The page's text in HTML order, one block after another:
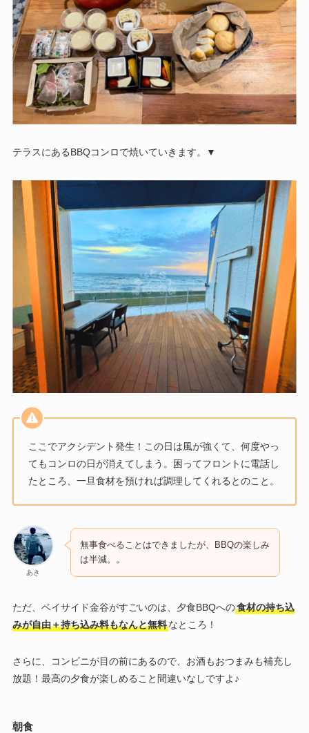
テラスにあるBBQコンロで焼いていきます。▼
ここでアクシデント発生！この日は風が強くて、何度やっ
てもコンロの日が消えてしまう。困ってフロントに電話し
たところ、一旦食材を預ければ調理してくれるとのこと。
あき
無事食べることはできましたが、BBQの楽しみ
は半減。。
ただ、ベイサイド金谷がすごいのは、夕食BBQへの食材の持ち込
みが自由＋持ち込み料もなんと無料なところ！
さらに、コンビニが目の前にあるので、お酒もおつまみも補充し
放題！最高の夕食が楽しめること間違いなしですよ♪
朝食